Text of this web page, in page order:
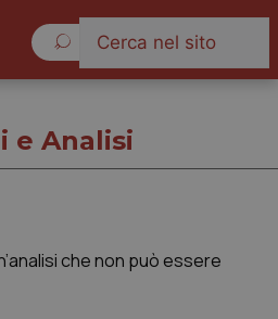
e Analisi